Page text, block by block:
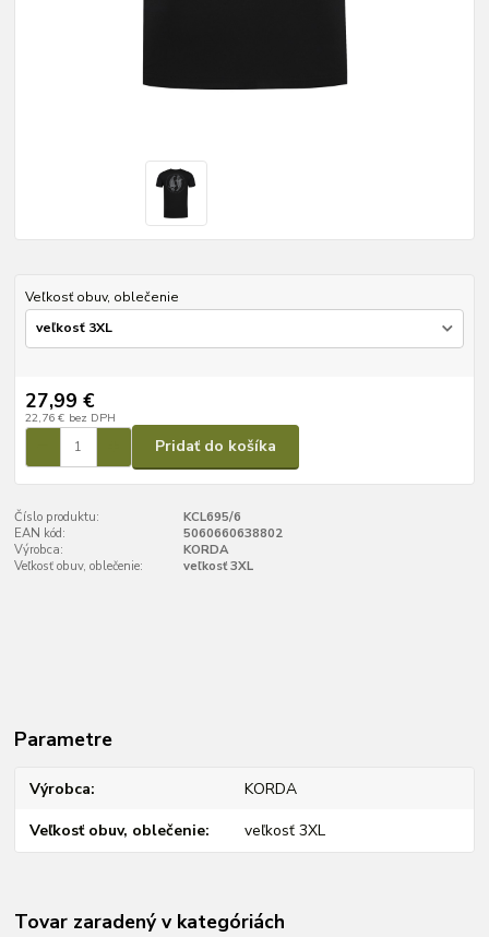
Veľkosť obuv, oblečenie
27,99 €
22,76 € bez DPH
Pridať do košíka
Číslo produktu:
KCL695/6
EAN kód:
5060660638802
Výrobca:
KORDA
Veľkosť obuv, oblečenie:
veľkosť 3XL
Parametre
Výrobca KORDA
Veľkosť obuv, oblečenie veľkosť 3XL
Tovar zaradený v kategóriách